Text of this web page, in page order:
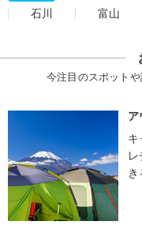
石川
富山
今注目のスポット
ア
キ